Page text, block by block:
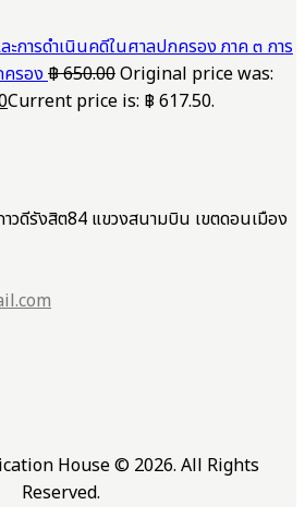
ะการดำเนินคดีในศาลปกครอง ภาค ๓ การ
รอง฿650.00Original price was:
Current price is: ฿ 617.50.
วดีรังสิต84 แขวงสนามบิน เขตดอนเมือง
House © 2026. All Rights
Reserved.